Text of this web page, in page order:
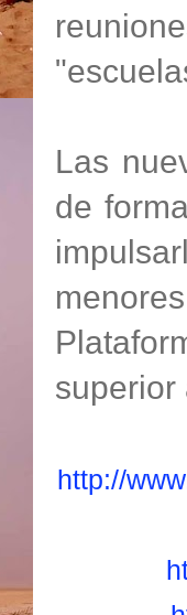
Las
de
superior
http://